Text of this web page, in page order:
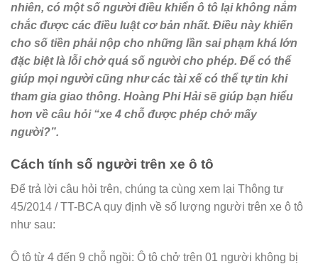
nhiên, có một số người điều khiển ô tô lại không nắm
chắc được các điều luật cơ bản nhất. Điều này khiến
cho số tiền phải nộp cho những lần sai phạm khá lớn
đặc biệt là lỗi chở quá số người cho phép. Để có thể
giúp mọi người cũng như các tài xế có thể tự tin khi
tham gia giao thông. Hoàng Phi Hải sẽ giúp bạn hiểu
hơn về câu hỏi “xe 4 chỗ được phép chở mấy
người?”.
Cách tính số người trên xe ô tô
Để trả lời câu hỏi trên, chúng ta cùng xem lại Thông tư
45/2014 / TT-BCA quy định về số lượng người trên xe ô tô
như sau:
Ô tô từ 4 đến 9 chỗ ngồi: Ô tô chở trên 01 người không bị